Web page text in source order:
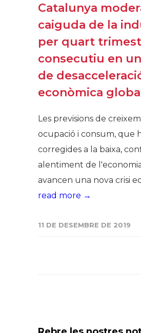
Catalunya
caiguda de la
per quart
consecutiu en
de
econòmica
Les previsions de
ocupació i consum, que
corregides a la baixa,
alentiment de
avancen una nova crisi
read more →
11 DE DESEMBRE DE 2019